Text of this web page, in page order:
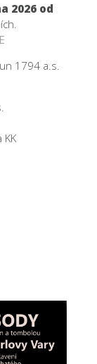
2026 od
1794 a.s.